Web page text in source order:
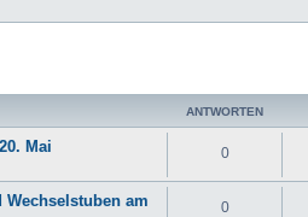
ANTWORTEN
Mai 0
am
0